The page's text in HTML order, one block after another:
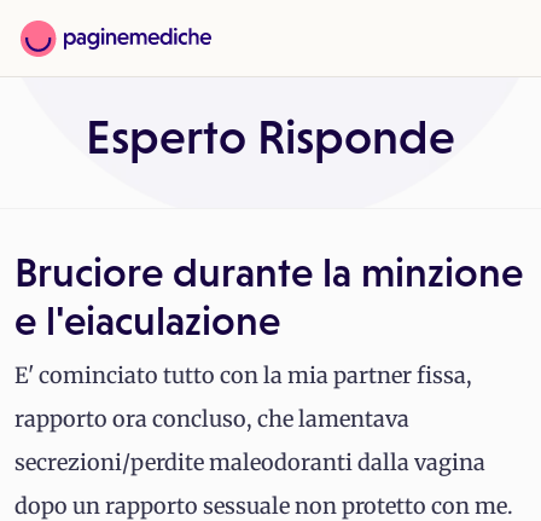
Esperto Risponde
Bruciore durante la minzione
e l'eiaculazione
E' cominciato tutto con la mia partner fissa,
rapporto ora concluso, che lamentava
secrezioni/perdite maleodoranti dalla vagina
dopo un rapporto sessuale non protetto con me.